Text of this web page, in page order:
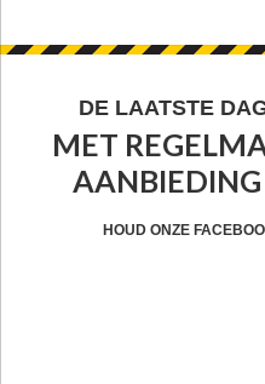
FOOTER
WIDGET
HEADER
DE LAATSTE
MET
HOUD ONZE